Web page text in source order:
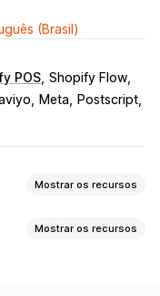
(Brasil)
POS Shopify Flow
Meta
Postscript
Mostrar os recursos
Mostrar os recursos